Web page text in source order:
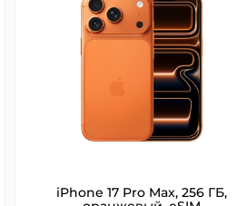
iPhone 17 Pro Max, 256 ГБ,